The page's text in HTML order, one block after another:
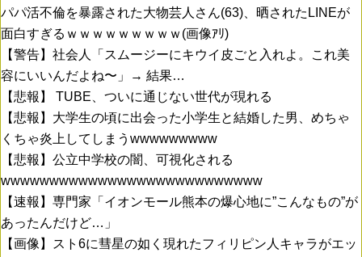
パパ活不倫を暴露された大物芸人さん(63)、晒されたLINEが
面白すぎるｗｗｗｗｗｗｗｗｗ(画像ｱﾘ)
【警告】社会人「スムージーにキウイ皮ごと入れよ。これ美
容にいいんだよね〜」→ 結果…
【悲報】 TUBE、ついに通じない世代が現れる
【悲報】大学生の頃に出会った小学生と結婚した男、めちゃ
くちゃ炎上してしまうwwwwwwwww
【悲報】公立中学校の闇、可視化される
wwwwwwwwwwwwwwwwwwwwwwwwwww
【速報】専門家「イオンモール熊本の爆心地に”こんなもの”が
あったんだけど…」
【画像】スト6に彗星の如く現れたフィリピン人キャラがエッ